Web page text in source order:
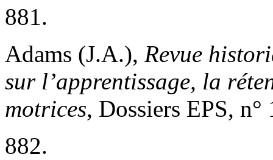
881.
Adams (J.A.), Revue
sur l’apprentissage, la
motrices, Dossiers EPS,
882.